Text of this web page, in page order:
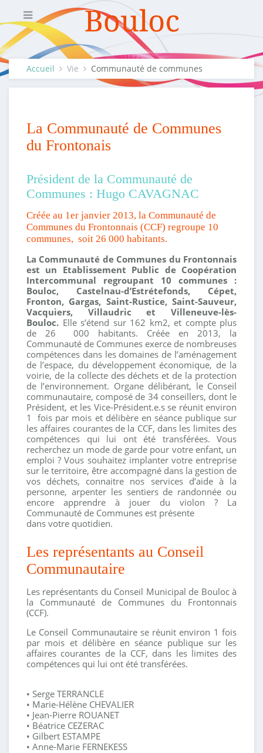
Accueil Vie Communauté de communes
La Communauté de Communes
du Frontonais
Président de la Communauté de
Communes : Hugo CAVAGNAC
Créée au 1er janvier 2013, la Communauté de
Communes du Frontonnais (CCF) regroupe 10
communes, soit 26 000 habitants.
La Communauté de Communes du Frontonnais
est un Etablissement Public de Coopération
Intercommunal regroupant 10 communes :
Bouloc, Castelnau-d’Estrétefonds, Cépet,
Fronton, Gargas, Saint-Rustice, Saint-Sauveur,
Vacquiers, Villaudric et Villeneuve-lès-
Bouloc. Elle s’étend sur 162 km2, et compte plus
de 26 000 habitants. Créée en 2013, la
Communauté de Communes exerce de nombreuses
compétences dans les domaines de l’aménagement
de l’espace, du développement économique, de la
voirie, de la collecte des déchets et de la protection
de l’environnement. Organe délibérant, le Conseil
communautaire, composé de 34 conseillers, dont le
Président, et les Vice-Président.e.s se réunit environ
1 fois par mois et délibère en séance publique sur
les affaires courantes de la CCF, dans les limites des
compétences qui lui ont été transférées. Vous
recherchez un mode de garde pour votre enfant, un
emploi ? Vous souhaitez implanter votre entreprise
sur le territoire, être accompagné dans la gestion de
vos déchets, connaitre nos services d’aide à la
personne, arpenter les sentiers de randonnée ou
encore apprendre à jouer du violon ? La
Communauté de Communes est présente
dans votre quotidien.
Les représentants au Conseil
Communautaire
Les représentants du Conseil Municipal de Bouloc à
la Communauté de Communes du Frontonnais
(CCF).
Le Conseil Communautaire se réunit environ 1 fois
par mois et délibère en séance publique sur les
affaires courantes de la CCF, dans les limites des
compétences qui lui ont été transférées.
• Serge TERRANCLE
• Marie-Hélène CHEVALIER
• Jean-Pierre ROUANET
• Béatrice CEZERAC
• Gilbert ESTAMPE
• Anne-Marie FERNEKESS